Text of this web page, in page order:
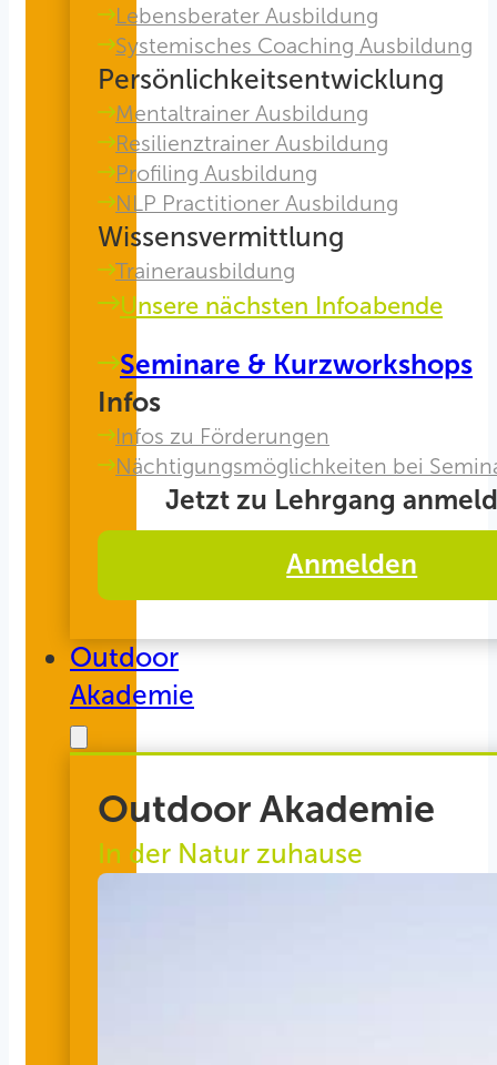
Lebensberater Ausbildung
Systemisches Coaching Ausbildung
Persönlichkeitsentwicklung
Mentaltrainer Ausbildung
Resilienztrainer Ausbildung
Profiling Ausbildung
NLP Practitioner Ausbildung
Wissensvermittlung
Trainerausbildung
Unsere nächsten Infoabende
Seminare & Kurzworkshops
Infos
Infos zu Förderungen
Nächtigungsmöglichkeiten bei
Jetzt zu Lehrgang
Anmelden
Outdoor
Akademie
Outdoor Akademie
In der Natur zuhause